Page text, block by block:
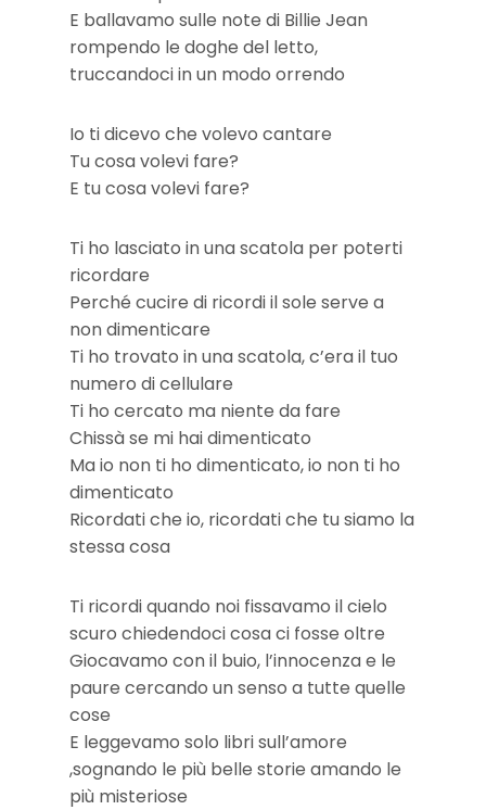
E ballavamo sulle note di Billie Jean
rompendo le doghe del letto,
truccandoci in un modo orrendo
Io ti dicevo che volevo cantare
Tu cosa volevi fare?
E tu cosa volevi fare?
Ti ho lasciato in una scatola per poterti
ricordare
Perché cucire di ricordi il sole serve a
non dimenticare
Ti ho trovato in una scatola, c’era il tuo
numero di cellulare
Ti ho cercato ma niente da fare
Chissà se mi hai dimenticato
Ma io non ti ho dimenticato, io non ti ho
dimenticato
Ricordati che io, ricordati che tu siamo la
stessa cosa
Ti ricordi quando noi fissavamo il cielo
scuro chiedendoci cosa ci fosse oltre
Giocavamo con il buio, l’innocenza e le
paure cercando un senso a tutte quelle
cose
E leggevamo solo libri sull’amore
,sognando le più belle storie amando le
più misteriose